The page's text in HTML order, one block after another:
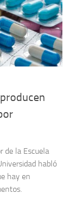
de la Escuela
habló
hay en